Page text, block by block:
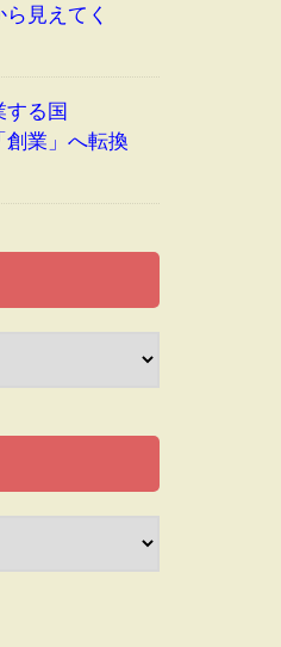
見えてく
する国
業」へ転換